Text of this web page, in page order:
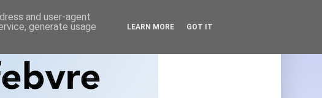
and user-agent
generate usage
LEARN MORE GOT IT